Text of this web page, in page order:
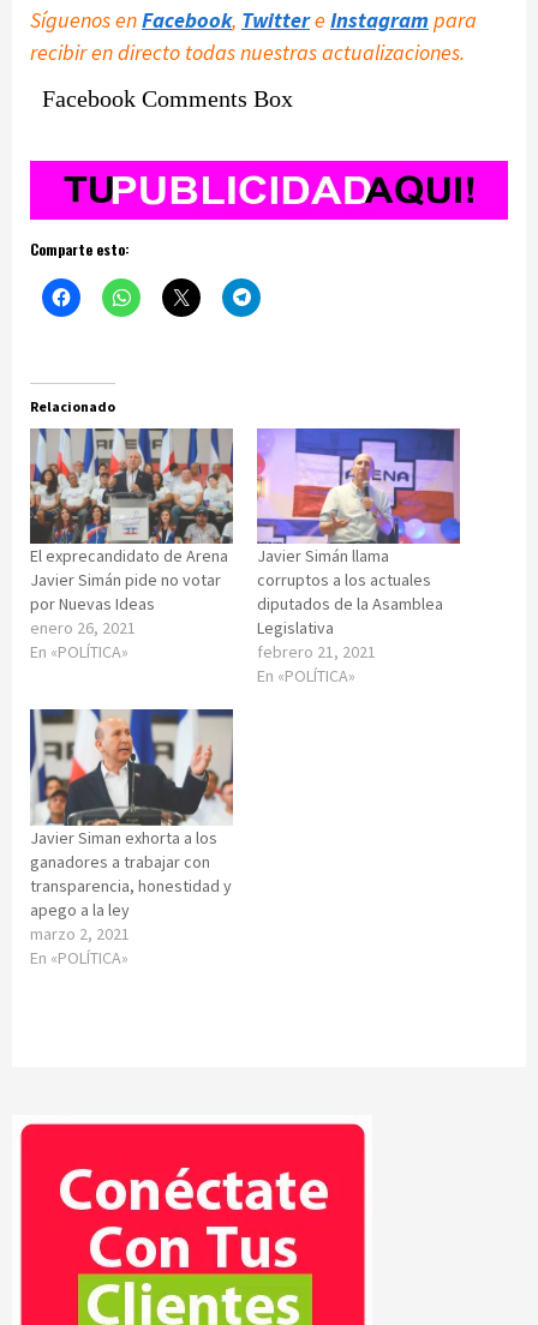
Síguenos enFacebook, Twittere Instagram para
recibir en directo todas nuestras actualizaciones.
Facebook Comments Box
Comparte esto:
Relacionado
El exprecandidato de Arena
Javier Simán pide no votar
por Nuevas Ideas
enero 26, 2021
En «POLÍTICA»
Javier Simán llama
corruptos a los actuales
diputados de la Asamblea
Legislativa
febrero 21, 2021
En «POLÍTICA»
Javier Siman exhorta a los
ganadores a trabajar con
transparencia, honestidad y
apego a la ley
marzo 2, 2021
En «POLÍTICA»